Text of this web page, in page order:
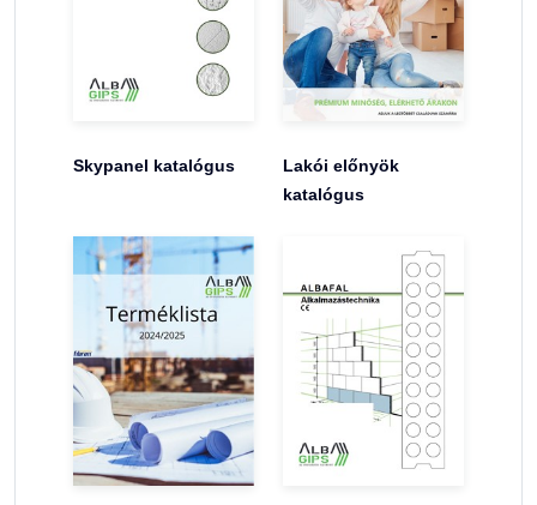
Skypanel katalógus
Lakói előnyök
katalógus